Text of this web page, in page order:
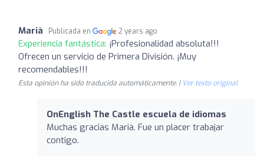
Marià Publicada en 2 years ago
Experiencia fantástica: ¡Profesionalidad absoluta!!!
Ofrecen un servicio de Primera División. ¡Muy
recomendables!!!
Esta opinión ha sido traducida automáticamente. | Ver texto original
OnEnglish The Castle escuela de idiomas
Muchas gracias Marià. Fue un placer trabajar
contigo.